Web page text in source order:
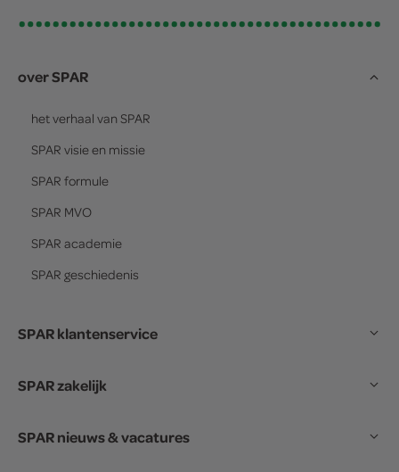
over SPAR
het verhaal van SPAR
SPAR visie en missie
SPAR formule
SPAR MVO
SPAR academie
SPAR geschiedenis
SPAR klantenservice
SPAR zakelijk
SPAR nieuws & vacatures